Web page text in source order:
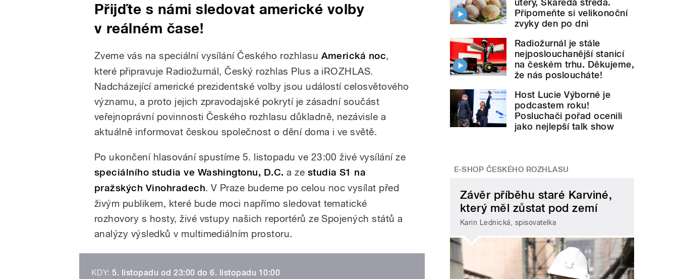
Přijďte s námi sledovat americké volby
v reálném čase!
Zveme vás na speciální vysílání Českého rozhlasu Americká noc,
které připravuje Radiožurnál, Český rozhlas Plus a iROZHLAS.
Nadcházející americké prezidentské volby jsou událostí celosvětového
významu, a proto jejich zpravodajské pokrytí je zásadní součást
veřejnoprávní povinnosti Českého rozhlasu důkladně, nezávisle a
aktuálně informovat českou společnost o dění doma i ve světě.
Po ukončení hlasování spustíme 5. listopadu ve 23:00 živé vysílání ze
speciálního studia ve Washingtonu, D.C. a ze studia S1 na
pražských Vinohradech. V Praze budeme po celou noc vysílat před
živým publikem, které bude moci napřímo sledovat tematické
rozhovory s hosty, živé vstupy našich reportérů ze Spojených států a
analýzy výsledků v multimediálním prostoru.
KDY: 5. listopadu od 23:00 do 6. listopadu 10:00
úterý, Škaredá středa.
Připomeňte si velikonoční
zvyky den po dni
Radiožurnál je stále
nejposlouchanější stanicí
na českém trhu. Děkujeme,
že nás posloucháte!
Host Lucie Výborné je
podcastem roku!
Posluchači pořad ocenili
jako nejlepší talk show
E-SHOP ČESKÉHO ROZHLASU
Závěr příběhu staré Karviné,
který měl zůstat pod zemí
Karin Lednická, spisovatelka